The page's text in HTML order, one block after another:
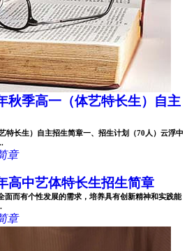
秋季高一（体艺特长生）自主
特长生）自主招生简章一、招生计划（70人）云浮中
章
高中艺体特长生招生简章
面而有个性发展的需求，培养具有创新精神和实践能
章